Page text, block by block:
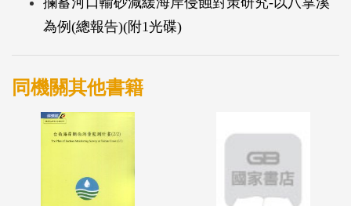
為例(總報告)(附1光碟)
同機關其他書籍